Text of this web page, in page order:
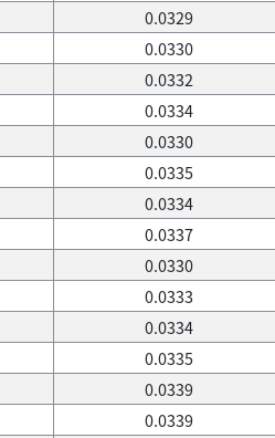
0.0329
0.0330
0.0332
0.0334
0.0330
0.0335
0.0334
0.0337
0.0330
0.0333
0.0334
0.0335
0.0339
0.0339